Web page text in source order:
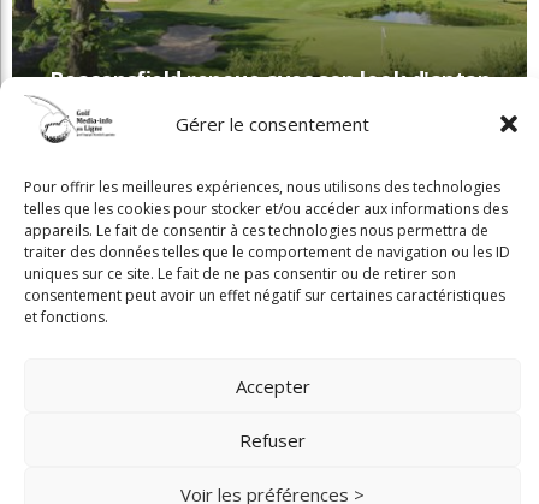
Gérer le consentement
Pour offrir les meilleures expériences, nous utilisons des technologies
telles que les cookies pour stocker et/ou accéder aux informations des
appareils. Le fait de consentir à ces technologies nous permettra de
traiter des données telles que le comportement de navigation ou les ID
uniques sur ce site. Le fait de ne pas consentir ou de retirer son
consentement peut avoir un effet négatif sur certaines caractéristiques
et fonctions.
Accepter
Refuser
Voir les préférences >
Martial Lapointe | NOUS JOINDRE
Politique de confidentialité
Toute reproduction de ce texte doit recevoir l'approbation de l'auteur.